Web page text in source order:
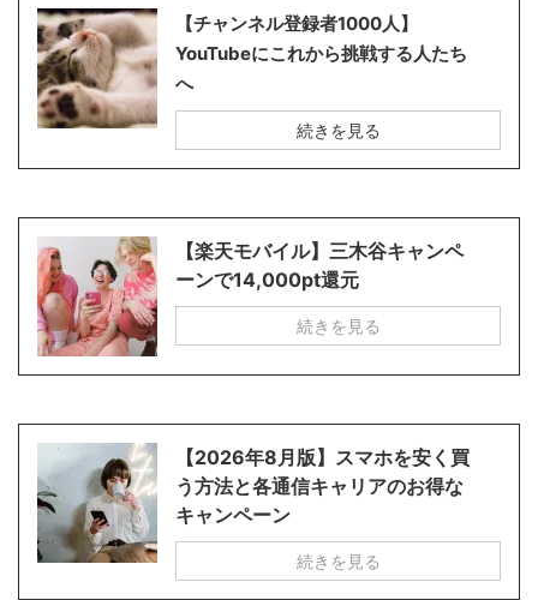
【チャンネル登録者1000人】
YouTubeにこれから挑戦する人たち
へ
続きを見る
【楽天モバイル】三木谷キャンペ
ーンで14,000pt還元
続きを見る
【2026年8月版】スマホを安く買
う方法と各通信キャリアのお得な
キャンペーン
続きを見る